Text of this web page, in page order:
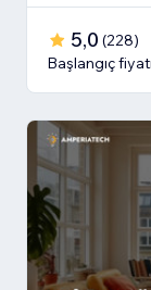
5,0 (228)
Başlangıç